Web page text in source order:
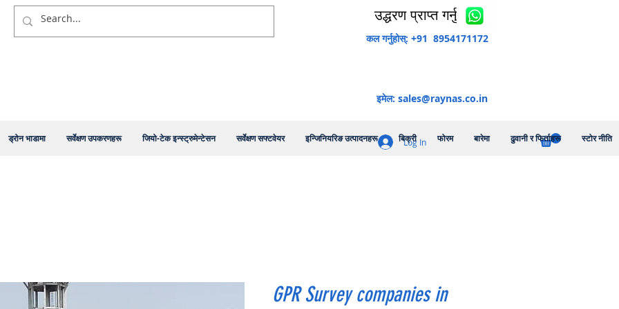
ड्रोन भाडामा सर्वेक्षण उपकरणहरू जियो-टेक इन्स्ट्रुमेन्टेसन सर्वेक्षण सफ्टवेयर इन्जिनियरिङ उत्पादनहरू बिक्री फोरम बारेमा ढुवानी र फिर्ताहरू स्टोर नीति
उद्धरण प्राप्त गर्नुहोस्
कल गर्नुहोस्: +91 8954171172
इमेल: sales@raynas.co.in
Log In
GPR Survey companies in